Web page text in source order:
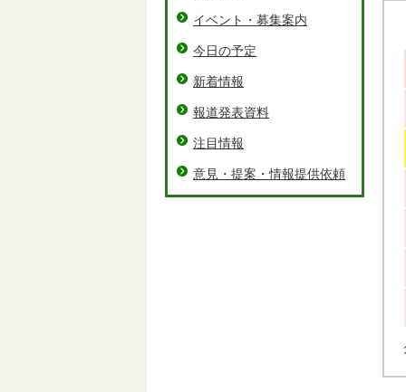
イベント・募集案内
今日の予定
新着情報
報道発表資料
注目情報
意見・提案・情報提供依頼